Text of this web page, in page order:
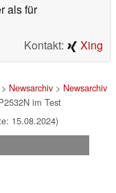
als für
Kontakt:
Xing
> Newsarchiv > Newsarchiv
im Test
15.08.2024)